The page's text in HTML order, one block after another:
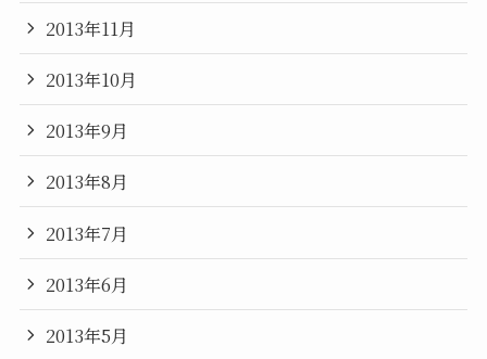
2013年11月
2013年10月
2013年9月
2013年8月
2013年7月
2013年6月
2013年5月